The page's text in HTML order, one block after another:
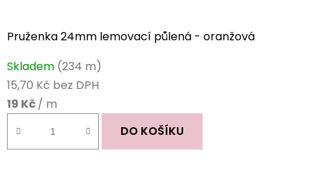
Pruženka 24mm lemovací půlená - oranžová
Skladem (234 m)
15,70 Kč bez DPH
19 Kč/ m
DO KOŠÍKU